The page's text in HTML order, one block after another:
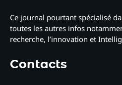
Ce journal pourtant spécialisé
toutes les autres infos
recherche, l’innovation et
Contacts